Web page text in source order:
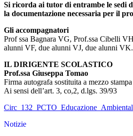
Si ricorda ai tutor di entrambe le sedi
la documentazione necessaria per il
Gli accompagnatori
Prof ssa Bagnara VG, Prof.ssa Cibelli
alunni VF, due alunni VJ, due alunni VK.
IL DIRIGENTE SCOLASTICO
Prof.ssa Giuseppa Tomao
Firma autografa sostituita a mezzo stampa
Ai sensi dell’art. 3, co,2, d.lgs. 39/93
Notizie